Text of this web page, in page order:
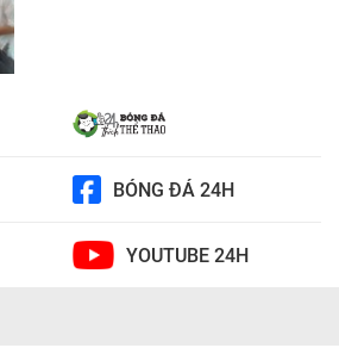
BÓNG ĐÁ 24H
YOUTUBE 24H